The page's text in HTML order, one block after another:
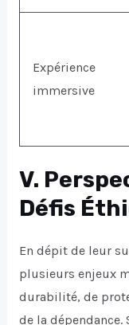
Expérience
immersive
V.
Défis
En dépit de leur
plusieurs enjeux
durabilité, de
de la dépendance.